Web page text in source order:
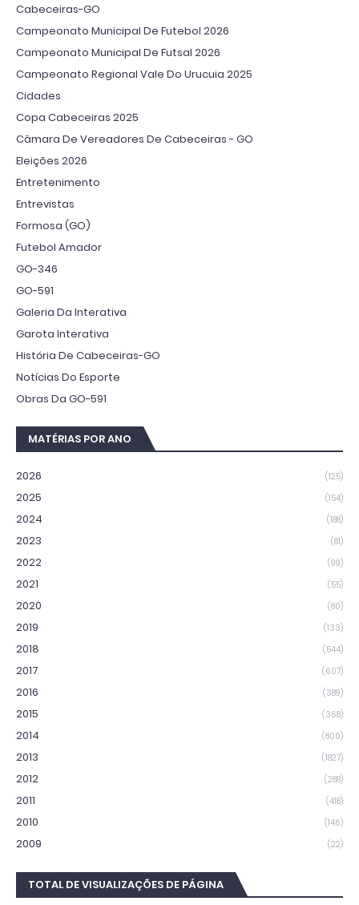
Cabeceiras-GO
Campeonato Municipal De Futebol 2026
Campeonato Municipal De Futsal 2026
Campeonato Regional Vale Do Urucuia 2025
Cidades
Copa Cabeceiras 2025
Câmara De Vereadores De Cabeceiras - GO
Eleições 2026
Entretenimento
Entrevistas
Formosa (GO)
Futebol Amador
GO-346
GO-591
Galeria Da Interativa
Garota Interativa
História De Cabeceiras-GO
Notícias Do Esporte
Obras Da GO-591
MATÉRIAS POR ANO
2026 (125)
2025 (154)
2024 (188)
2023 (81)
2022 (99)
2021 (55)
2020 (80)
2019 (133)
2018 (544)
2017 (607)
2016 (389)
2015 (368)
2014 (800)
2013 (1827)
2012 (288)
2011 (418)
2010 (146)
2009 (22)
TOTAL DE VISUALIZAÇÕES DE PÁGINA